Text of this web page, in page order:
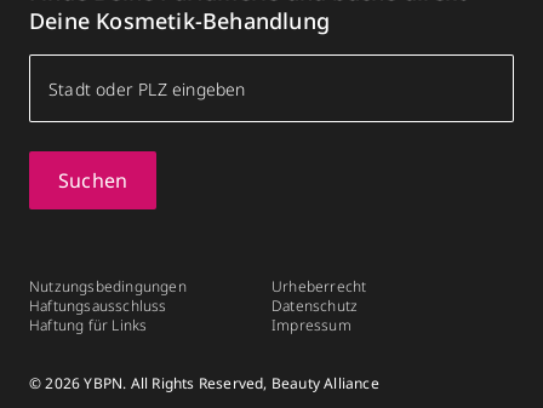
Deine Kosmetik-Behandlung
Suchen
Nutzungsbedingungen
Haftungsausschluss
Haftung für Links
Urheberrecht
Datenschutz
Impressum
© 2026 YBPN. All Rights Reserved, Beauty Alliance